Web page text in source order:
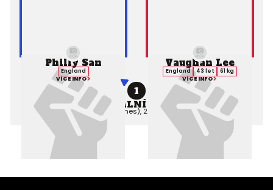
Philly San
England
VÍCE INFO
1
PROFESIONÁLNÍ ZÁPAS MMA
Výsledek:TKO (Punches), 2. kolo 0:00,Rozhodčí:
Vaughan Lee
England 43 let
61 kg
VÍCE INFO